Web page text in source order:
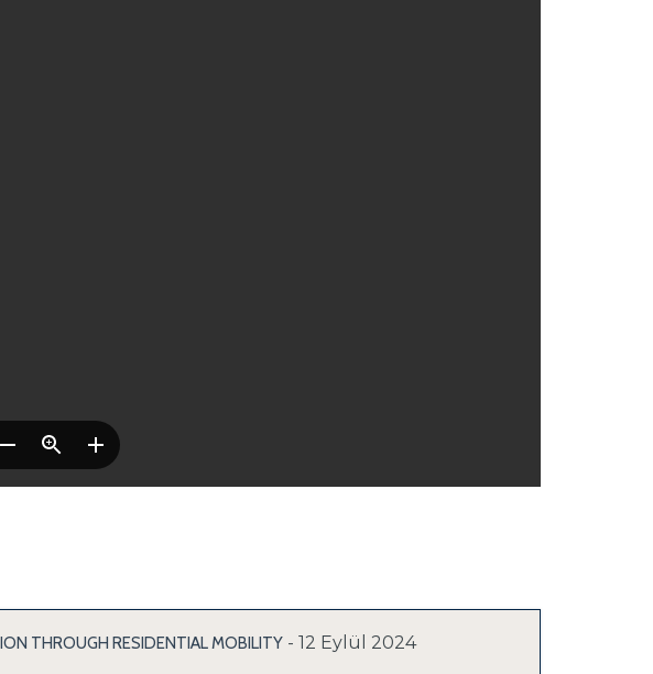
THROUGH RESIDENTIAL MOBILITY - 12 Eylül 2024